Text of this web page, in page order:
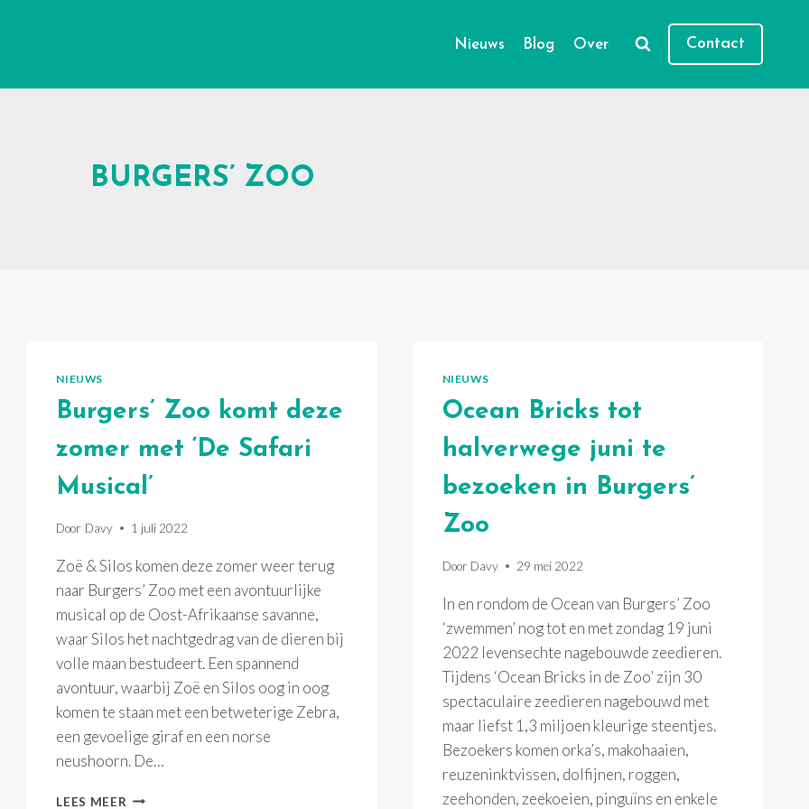
Nieuws Blog Over Contact
BURGERS’ ZOO
NIEUWS
Burgers’ Zoo komt deze
zomer met ‘De Safari
Musical’
Door Davy 1 juli 2022
Zoë & Silos komen deze zomer weer terug
naar Burgers’ Zoo met een avontuurlijke
musical op de Oost-Afrikaanse savanne,
waar Silos het nachtgedrag van de dieren bij
volle maan bestudeert. Een spannend
avontuur, waarbij Zoë en Silos oog in oog
komen te staan met een betweterige Zebra,
een gevoelige giraf en een norse
neushoorn. De…
LEES MEER BURGERS’
NIEUWS
Ocean Bricks tot
halverwege juni te
bezoeken in Burgers’
Zoo
Door Davy 29 mei 2022
In en rondom de Ocean van Burgers’ Zoo
‘zwemmen’ nog tot en met zondag 19 juni
2022 levensechte nagebouwde zeedieren.
Tijdens ‘Ocean Bricks in de Zoo’ zijn 30
spectaculaire zeedieren nagebouwd met
maar liefst 1,3 miljoen kleurige steentjes.
Bezoekers komen orka’s, makohaaien,
reuzeninktvissen, dolfijnen, roggen,
zeehonden, zeekoeien, pinguïns en enkele